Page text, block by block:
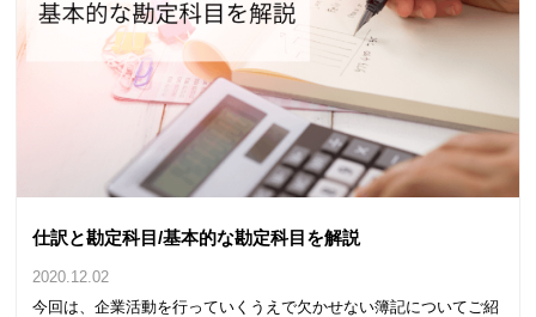
仕訳と勘定科目/基本的な勘定科目を解説
2020.12.02
今回は、企業活動を行っていくうえで欠かせない簿記についてご紹